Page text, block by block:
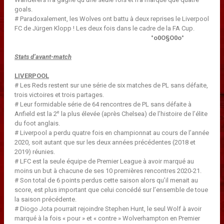
goals.
# Paradoxalement, les Wolves ont battu à deux reprises le Liverpool
FC de Jürgen Klopp ! Les deux fois dans le cadre de la FA Cup.
°o0O§O0o°
Stats d’avant-match
LIVERPOOL
# Les Reds restent sur une série de six matches de PL sans défaite,
trois victoires et trois partages.
# Leur formidable série de 64 rencontres de PL sans défaite à
Anfield est la 2e
la plus élevée (après Chelsea) de l’histoire de l’élite
du foot anglais.
# Liverpool a perdu quatre fois en championnat au cours de l’année
2020, soit autant que sur les deux années précédentes (2018 et
2019) réunies.
# LFC est la seule équipe de Premier League à avoir marqué au
moins un but à chacune de ses 10 premières rencontres 2020-21.
# Son total de 6 points perdus cette saison alors qu’il menait au
score, est plus important que celui concédé sur l’ensemble de toue
la saison précédente.
# Diogo Jota pourrait rejoindre Stephen Hunt, le seul Wolf à avoir
marqué à la fois « pour » et « contre » Wolverhampton en Premier